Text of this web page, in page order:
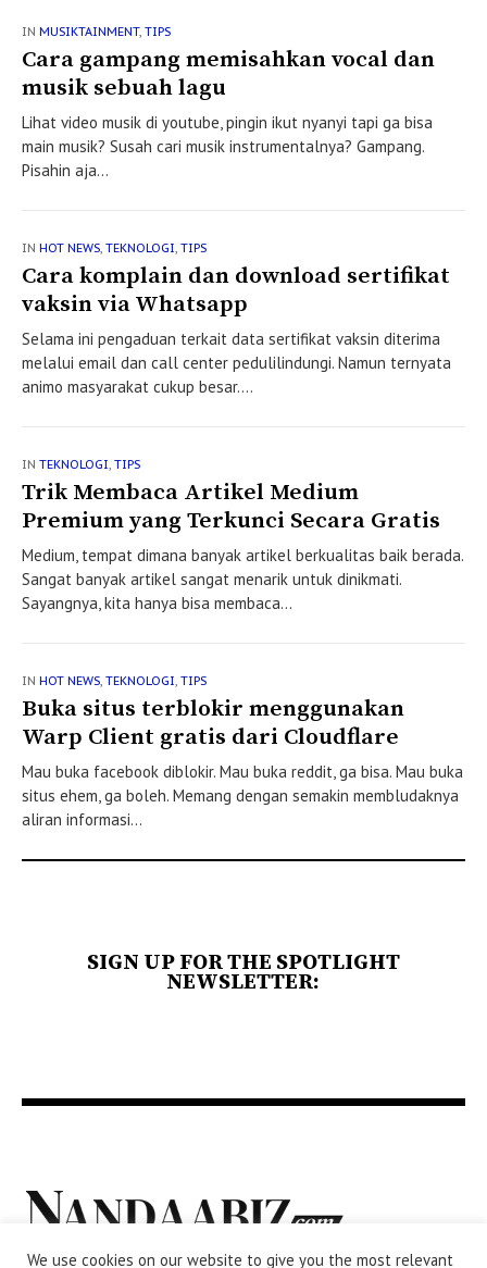
IN MUSIKTAINMENT, TIPS
Cara gampang memisahkan vocal dan
musik sebuah lagu
Lihat video musik di youtube, pingin ikut nyanyi tapi ga bisa
main musik? Susah cari musik instrumentalnya? Gampang.
Pisahin aja...
IN HOT NEWS, TEKNOLOGI, TIPS
Cara komplain dan download sertifikat
vaksin via Whatsapp
Selama ini pengaduan terkait data sertifikat vaksin diterima
melalui email dan call center pedulilindungi. Namun ternyata
animo masyarakat cukup besar....
IN TEKNOLOGI, TIPS
Trik Membaca Artikel Medium
Premium yang Terkunci Secara Gratis
Medium, tempat dimana banyak artikel berkualitas baik berada.
Sangat banyak artikel sangat menarik untuk dinikmati.
Sayangnya, kita hanya bisa membaca...
IN HOT NEWS, TEKNOLOGI, TIPS
Buka situs terblokir menggunakan
Warp Client gratis dari Cloudflare
Mau buka facebook diblokir. Mau buka reddit, ga bisa. Mau buka
situs ehem, ga boleh. Memang dengan semakin membludaknya
aliran informasi...
SIGN UP FOR THE SPOTLIGHT
NEWSLETTER:
We use cookies on our website to give you the most relevant